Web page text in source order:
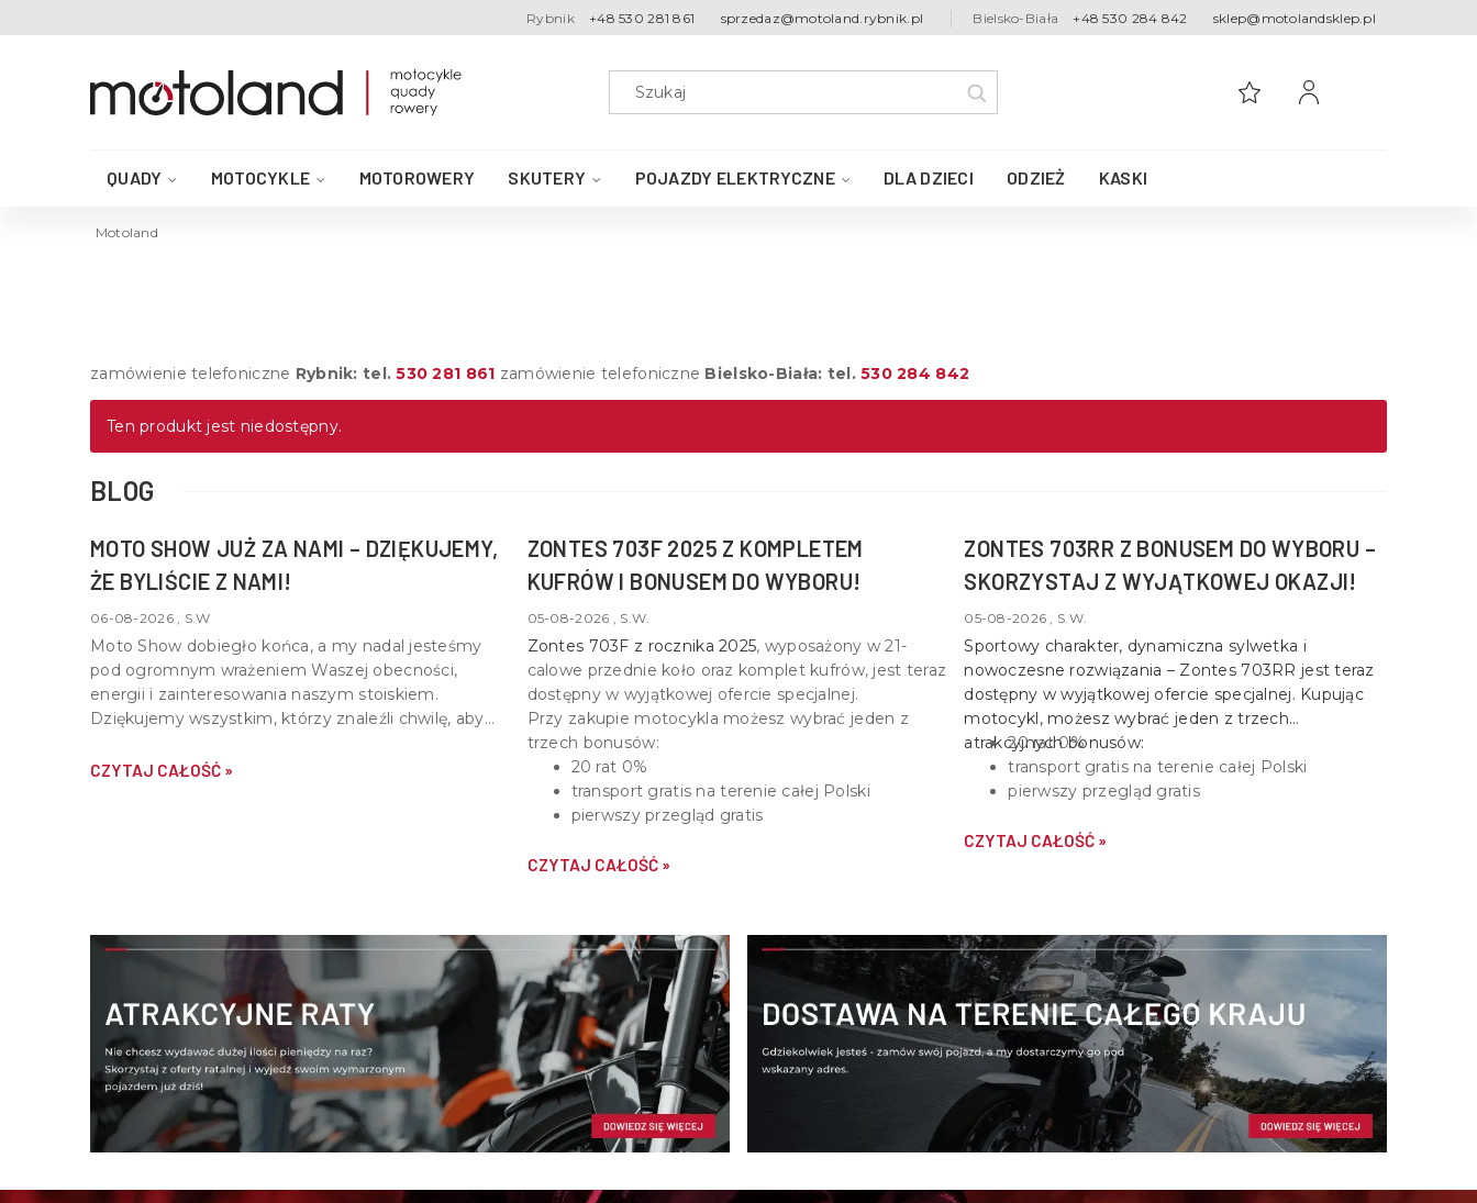
Rybnik +48 530 281 861 sprzedaz@motoland.rybnik.pl Bielsko-Biała +48 530 284 842 sklep@motolandsklep.pl
QUADY MOTOCYKLE MOTOROWERY SKUTERY POJAZDY ELEKTRYCZNE DLA DZIECI ODZIEŻ KASKI
AKCESORIA DO QUADA
Motoland
zamówienie telefoniczne Rybnik: tel.530 281 861 zamówienie telefoniczne Bielsko-Biała: tel.530 284 842
Ten produkt jest niedostępny.
BLOG
MOTO SHOW JUŻ ZA NAMI – DZIĘKUJEMY,
ŻE BYLIŚCIE Z NAMI!
06-08-2026 , S.W
Moto Show dobiegło końca, a my nadal jesteśmy
pod ogromnym wrażeniem Waszej obecności,
energii i zainteresowania naszym stoiskiem.
Dziękujemy wszystkim, którzy znaleźli chwilę, aby
quadach i wspólnej pasji do motoryzacji.
CZYTAJ CAŁOŚĆ »
ZONTES 703F 2025 Z KOMPLETEM
KUFRÓW I BONUSEM DO WYBORU!
05-08-2026 , S.W.
Zontes 703F z rocznika 2025, wyposażony w21-
calowe przednie koło oraz komplet kufrów, jest teraz
dostępny w wyjątkowej ofercie specjalnej.
Przy zakupie motocykla możesz wybrać jeden z
trzech bonusów:
20 rat 0%
transport gratis na terenie całej Polski
pierwszy przegląd gratis
CZYTAJ CAŁOŚĆ »
ZONTES 703RR Z BONUSEM DO WYBORU –
SKORZYSTAJ Z WYJĄTKOWEJ OKAZJI!
05-08-2026 , S.W.
Sportowy charakter, dynamiczna sylwetka i
nowoczesne rozwiązania – Zontes 703RR jest teraz
dostępny w wyjątkowej ofercie specjalnej. Kupując
motocykl, możesz wybrać jeden z trzech
atrakcyjnych bonusów:
20 rat 0%
transport gratis na terenie całej Polski
pierwszy przegląd gratis
CZYTAJ CAŁOŚĆ »